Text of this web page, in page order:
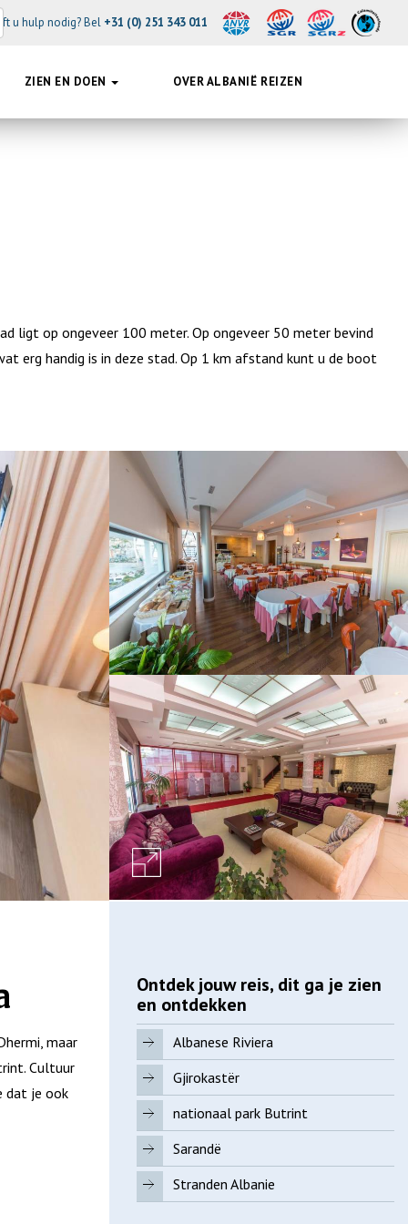
u hulp nodig? Bel +31 (0) 251 343 011
ZIEN EN DOEN OVER ALBANIË REIZEN
ligt op ongeveer 100 meter. Op ongeveer 50 meter bevind
erg handig is in deze stad. Op 1 km afstand kunt u de boot
maar
Cultuur
dat je ook
Ontdek jouw reis, dit ga je zien
en ontdekken
Albanese Riviera
Gjirokastër
nationaal park Butrint
Sarandë
Stranden Albanie